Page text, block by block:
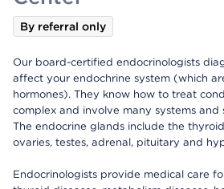
By referral only
Our board-certified endocrinologists
affect your endochrine system (which
hormones). They know how to treat
complex and involve many systems and
The endocrine glands include the
ovaries, testes, adrenal, pituitary and
Endocrinologists provide medical care